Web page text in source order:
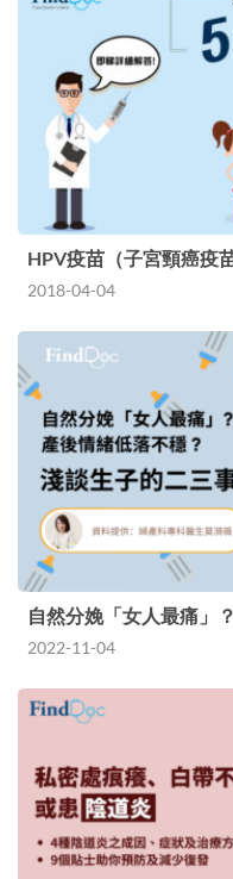
HPV疫苗（子宮頸癌疫苗
2018-04-04
自然分娩「女人最痛」
2022-11-04